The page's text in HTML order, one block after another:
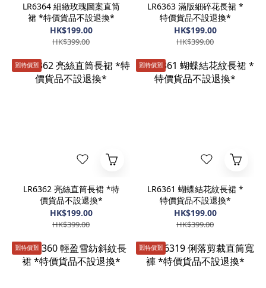
LR6364 細緻玫瑰圖案直筒
裙 *特價貨品不設退換*
HK$199.00
HK$399.00
LR6363 滿版細碎花長裙 *
特價貨品不設退換*
HK$199.00
HK$399.00
🈹️特價🈹️
LR6362 亮絲直筒長裙 *特
價貨品不設退換*
HK$199.00
HK$399.00
🈹️特價🈹️
LR6361 蝴蝶結花紋長裙 *
特價貨品不設退換*
HK$199.00
HK$399.00
🈹️特價🈹️ 🈹️特價🈹️